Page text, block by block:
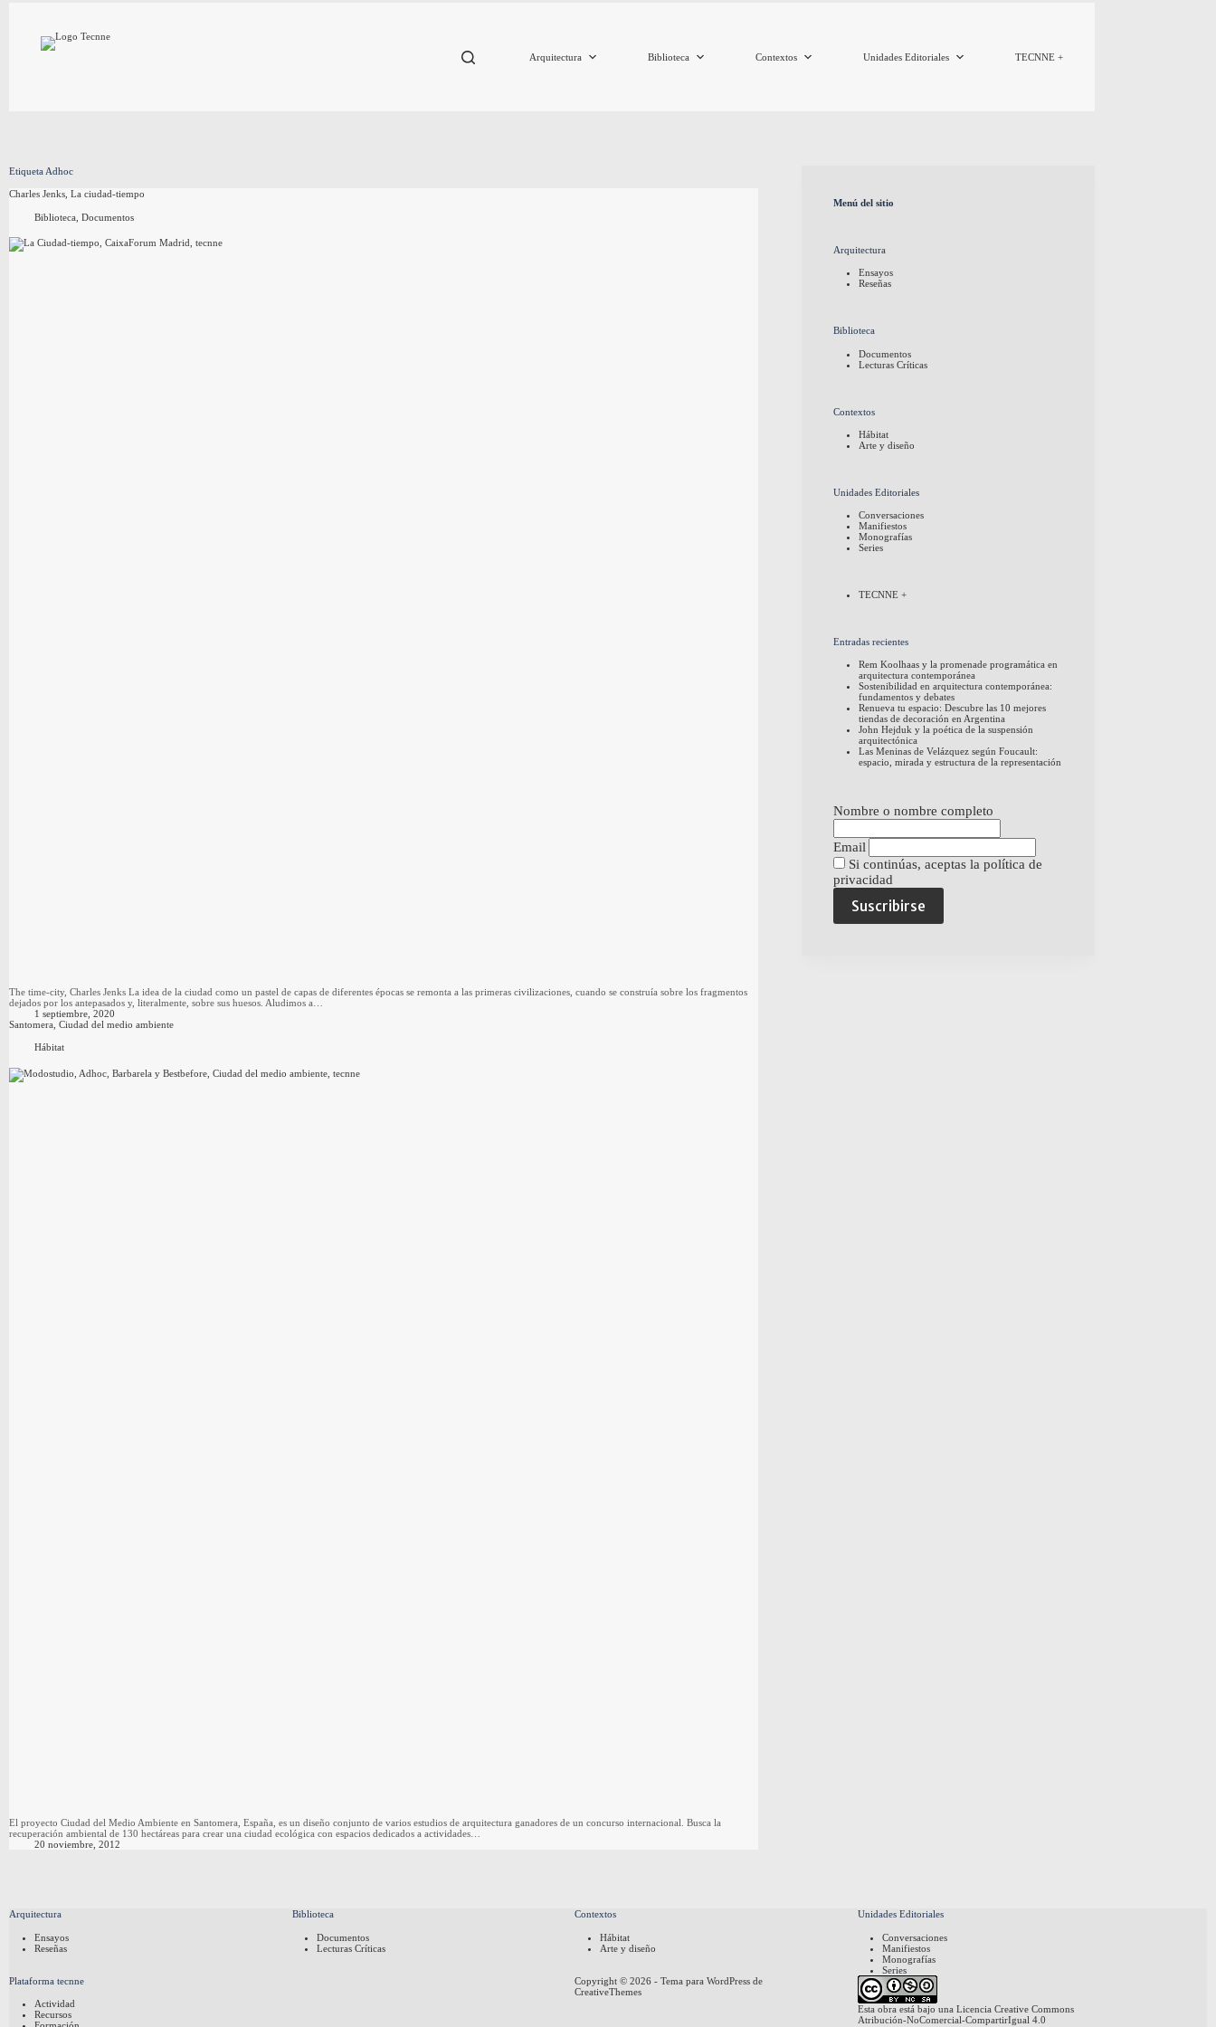
Arquitectura Biblioteca Contextos Unidades Editoriales TECNNE +
Etiqueta Adhoc
Charles Jenks, La ciudad-tiempo
Biblioteca, Documentos
The time-city, Charles Jenks La idea de la ciudad como un pastel de capas de diferentes épocas se remonta a las primeras civilizaciones, cuando se construía sobre los fragmentos
dejados por los antepasados y, literalmente, sobre sus huesos. Aludimos a…
1 septiembre, 2020
Santomera, Ciudad del medio ambiente
Hábitat
El proyecto Ciudad del Medio Ambiente en Santomera, España, es un diseño conjunto de varios estudios de arquitectura ganadores de un concurso internacional. Busca la
recuperación ambiental de 130 hectáreas para crear una ciudad ecológica con espacios dedicados a actividades…
20 noviembre, 2012
Menú del sitio
Arquitectura
Ensayos
Reseñas
Biblioteca
Documentos
Lecturas Críticas
Contextos
Hábitat
Arte y diseño
Unidades Editoriales
Conversaciones
Manifiestos
Monografías
Series
TECNNE +
Entradas recientes
Rem Koolhaas y la promenade programática en
arquitectura contemporánea
Sostenibilidad en arquitectura contemporánea:
fundamentos y debates
Renueva tu espacio: Descubre las 10 mejores
tiendas de decoración en Argentina
John Hejduk y la poética de la suspensión
arquitectónica
Las Meninas de Velázquez según Foucault:
espacio, mirada y estructura de la representación
Nombre o nombre completo
Email
Si continúas, aceptas la política de
privacidad
Arquitectura
Ensayos
Reseñas
Biblioteca
Documentos
Lecturas Críticas
Contextos
Hábitat
Arte y diseño
Unidades Editoriales
Conversaciones
Manifiestos
Monografías
Series
Plataforma tecnne
Actividad
Recursos
Copyright © 2026 - Tema para WordPress de
CreativeThemes
Esta obra está bajo una Licencia Creative Commons
Atribución-NoComercial-CompartirIgual 4.0